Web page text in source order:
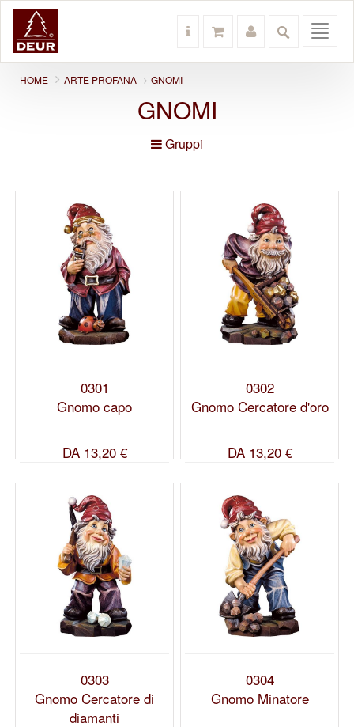
HOME ARTE PROFANA GNOMI
GNOMI
Gruppi
0301
Gnomo capo
DA13,20 €
0302
Gnomo Cercatore d'oro
DA13,20 €
0303
Gnomo Cercatore di
diamanti
0304
Gnomo Minatore